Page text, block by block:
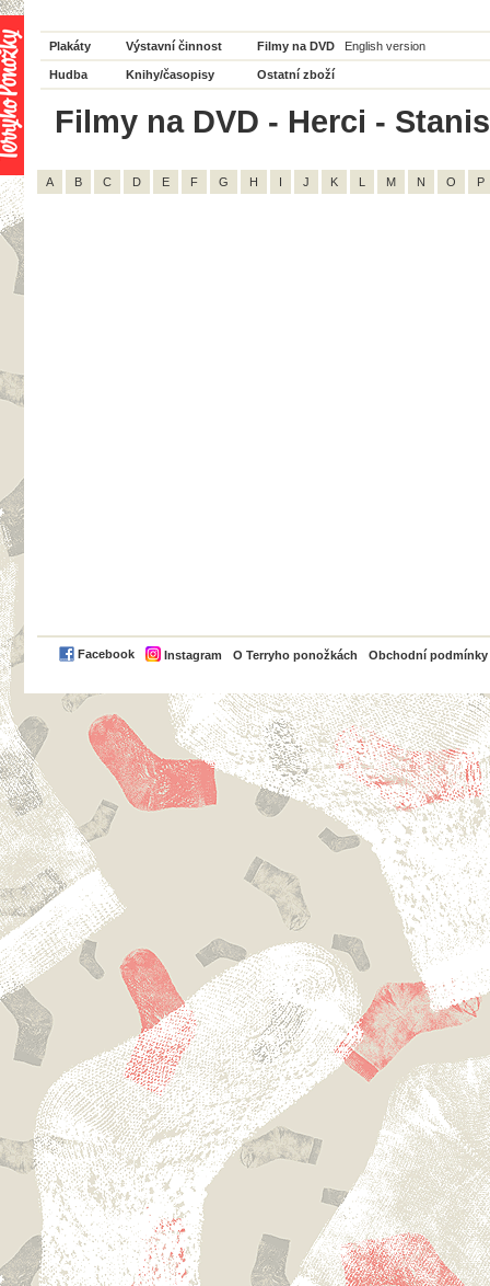
Plakáty Výstavní činnost Filmy na DVD English version
Hudba Knihy/časopisy Ostatní zboží
Filmy na DVD - Herci -
A B C D E F G H I J K L M N O P
Facebook Instagram O Terryho ponožkách Obchodní podmínky
PayPal